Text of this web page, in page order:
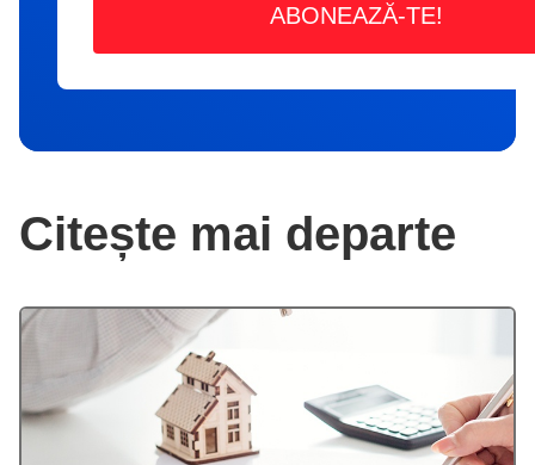
Citește mai departe